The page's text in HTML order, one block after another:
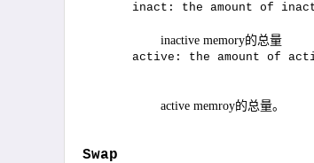
inact: the amount of
inactive memory的总量
active: the amount of
active memroy的总量。
Swap